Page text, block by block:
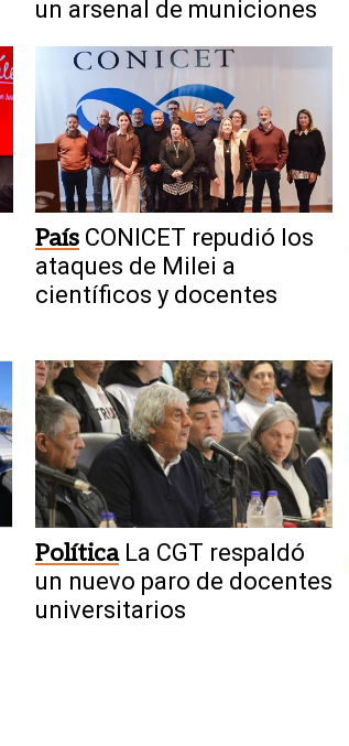
un arsenal de municiones
País CONICET repudió los
ataques de Milei a
científicos y docentes
Política La CGT respaldó
un nuevo paro de docentes
universitarios